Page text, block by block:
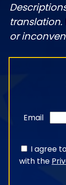
translation.
or
Email
I agree
with the